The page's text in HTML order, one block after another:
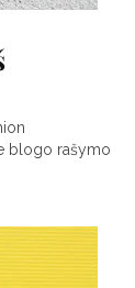
blogo rašymo